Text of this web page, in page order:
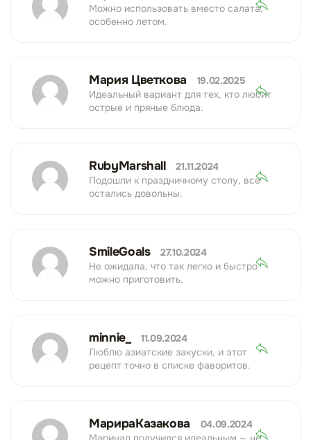
Можно использовать вместо салата,
особенно летом.
Мария Цветкова
19.02.2025
Идеальный вариант для тех, кто любит
острые и пряные блюда.
RubyMarshall
21.11.2024
Подошли к праздничному столу, все
остались довольны.
SmileGoals
27.10.2024
Не ожидала, что так легко и быстро
можно приготовить.
minnie_
11.09.2024
Люблю азиатские закуски, и этот
рецепт точно в списке фаворитов.
МарираКазакова
04.09.2024